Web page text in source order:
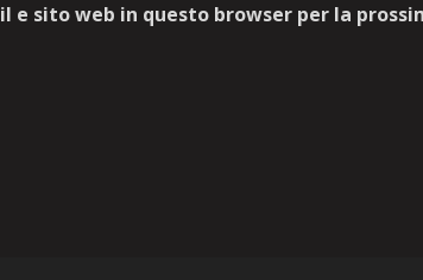
e sito web in questo browser per la